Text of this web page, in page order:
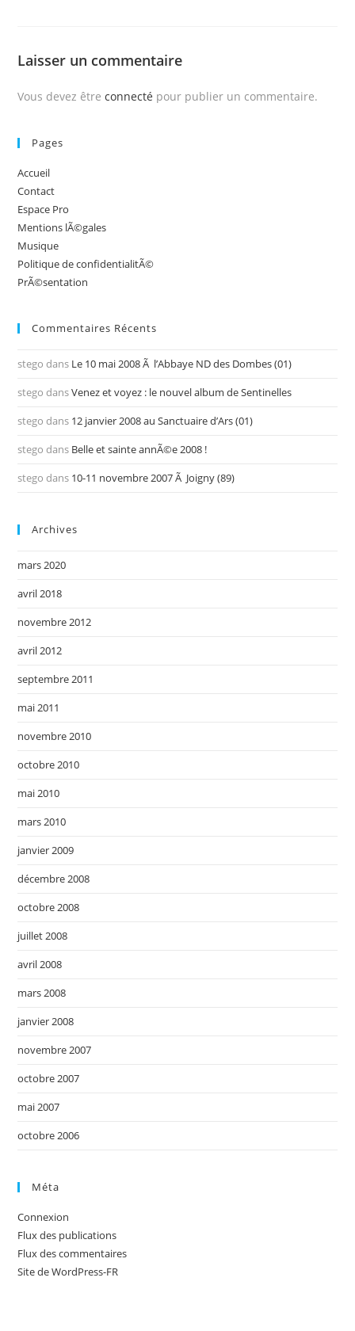
Laisser un commentaire
Vous devez êtreconnecté pour publier un commentaire.
Pages
Accueil
Contact
Espace Pro
Mentions lÃ©gales
Musique
Politique de confidentialitÃ©
PrÃ©sentation
Commentaires Récents
stego dans Le 10 mai 2008 Ã l’Abbaye ND des Dombes (01)
stego dansVenez et voyez : le nouvel album de Sentinelles
stego dans 12 janvier 2008 au Sanctuaire d’Ars (01)
stego dans Belle et sainte annÃ©e 2008 !
stego dans 10-11 novembre 2007 Ã Joigny (89)
Archives
mars 2020
avril 2018
novembre 2012
avril 2012
septembre 2011
mai 2011
novembre 2010
octobre 2010
mai 2010
mars 2010
janvier 2009
décembre 2008
octobre 2008
juillet 2008
avril 2008
mars 2008
janvier 2008
novembre 2007
octobre 2007
mai 2007
octobre 2006
Méta
Connexion
Flux des publications
Flux des commentaires
Site de WordPress-FR